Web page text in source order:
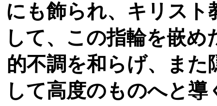
にも飾られ、キリス
して、この指輪を嵌
的不調を和らげ、また
して高度のものへと